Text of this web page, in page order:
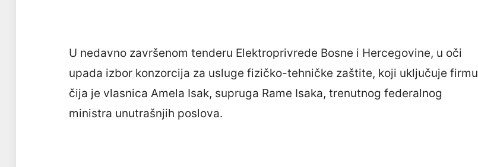
U nedavno završenom tenderu Elektroprivrede Bosne i Hercegovine, u oči
upada izbor konzorcija za usluge fizičko-tehničke zaštite, koji uključuje firmu
čija je vlasnica Amela Isak, supruga Rame Isaka, trenutnog federalnog
ministra unutrašnjih poslova.